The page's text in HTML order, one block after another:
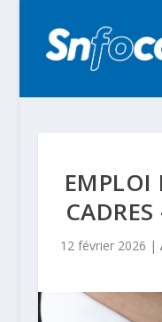
EMPLOI
12 février 2026 |